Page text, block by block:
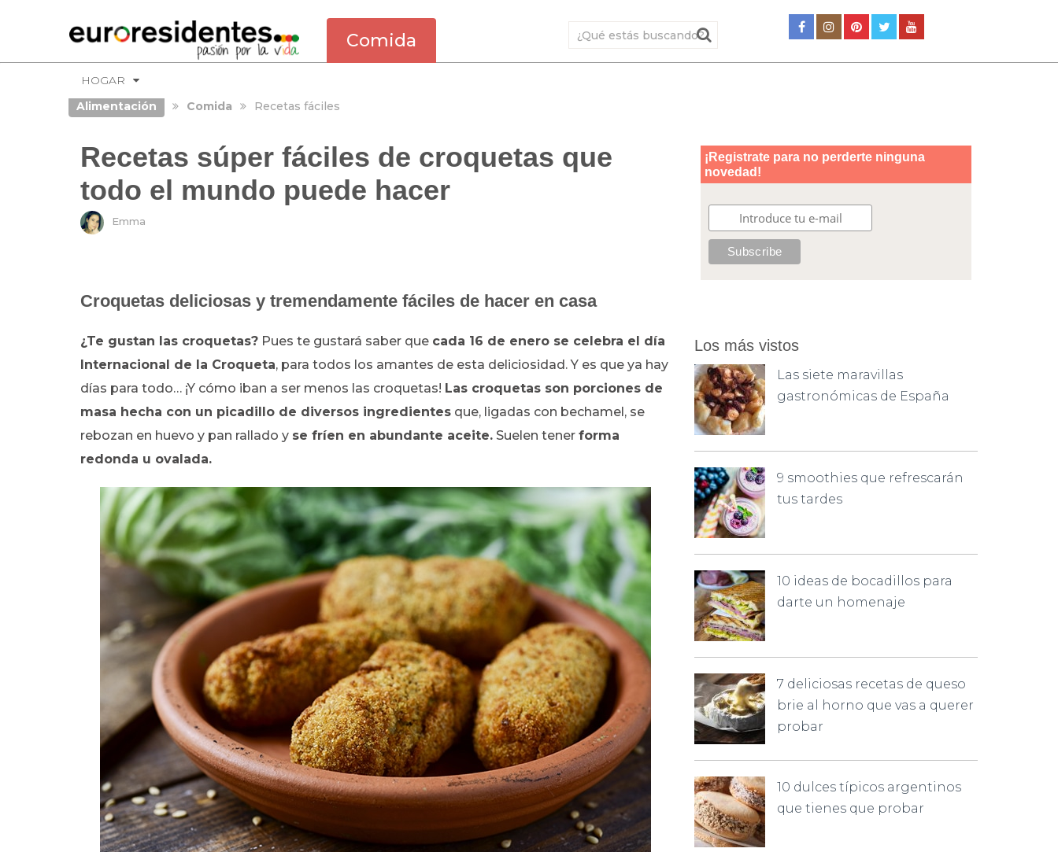
Comida
HOGAR
Alimentación
Comida Recetas fáciles
Recetas súper fáciles de croquetas que
todo el mundo puede hacer
Emma
Croquetas deliciosas y tremendamente fáciles de hacer en casa
¿Te gustan las croquetas? Pues te gustará saber que cada 16 de enero se celebra el día
Internacional de la Croqueta, para todos los amantes de esta deliciosidad. Y es que ya hay
días para todo… ¡Y cómo iban a ser menos las croquetas! Las croquetas son porciones de
masa hecha con un picadillo de diversos ingredientes que, ligadas con bechamel, se
rebozan en huevo y pan rallado y se fríen en abundante aceite. Suelen tener forma
redonda u ovalada.
Los más vistos
Las siete maravillas
gastronómicas de España
9 smoothies que refrescarán
tus tardes
10 ideas de bocadillos para
darte un homenaje
7 deliciosas recetas de queso
brie al horno que vas a querer
probar
10 dulces típicos argentinos
que tienes que probar